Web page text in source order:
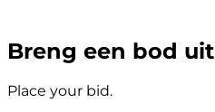
Breng een bod uit
Place your bid.